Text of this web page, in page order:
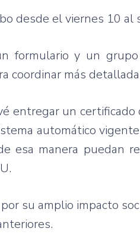
desde el viernes 10
formulario y un
coordinar más
entregar un
automático
esa manera puedan
su amplio impacto